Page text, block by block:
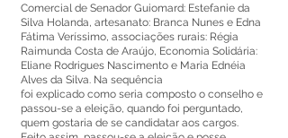
Comercial de Senador Guiomard: Estefanie da
Silva Holanda, artesanato: Branca Nunes e Edna
Fátima Veríssimo, associações rurais: Régia
Raimunda Costa de Araújo, Economia Solidária:
Eliane Rodrigues Nascimento e Maria Ednéia
Alves da Silva. Na sequência
foi explicado como seria composto o conselho e
passou-se a eleição, quando foi perguntado,
quem gostaria de se candidatar aos cargos.